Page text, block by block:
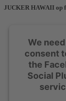
JUCKER HAWAII op
We
consent
the
Social